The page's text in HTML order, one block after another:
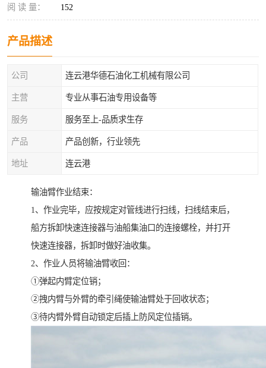
阅 读 量： 152
产品描述
公司 连云港华德石油化工机械有限公司
主营 专业从事石油专用设备等
服务 服务至上-品质求生存
产品 产品创新，行业领先
地址 连云港
输油臂作业结束：
1、作业完毕，应按规定对管线进行扫线，扫线结束后，
船方拆卸快速连接器与油船集油口的连接螺栓，并打开
快速连接器，拆卸时做好油收集。
2、作业人员将输油臂收回：
①弹起内臂定位销；
②拽内臂与外臂的牵引绳使输油臂处于回收状态；
③待内臂外臂自动锁定后插上防风定位插销。